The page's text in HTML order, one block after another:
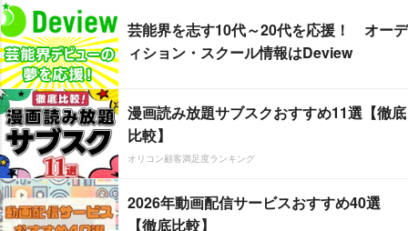
芸能界を志す10代～20代を応援！ オーデ
ィション・スクール情報はDeview
漫画読み放題サブスクおすすめ11選【徹底
比較】
オリコン顧客満足度ランキング
2026年動画配信サービスおすすめ40選
【徹底比較】